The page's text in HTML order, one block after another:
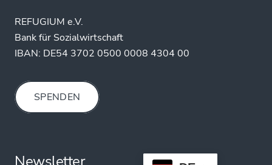
REFUGIUM e.V.
Bank für Sozialwirtschaft
IBAN: DE54 3702 0500 0008 4304 00
SPENDEN